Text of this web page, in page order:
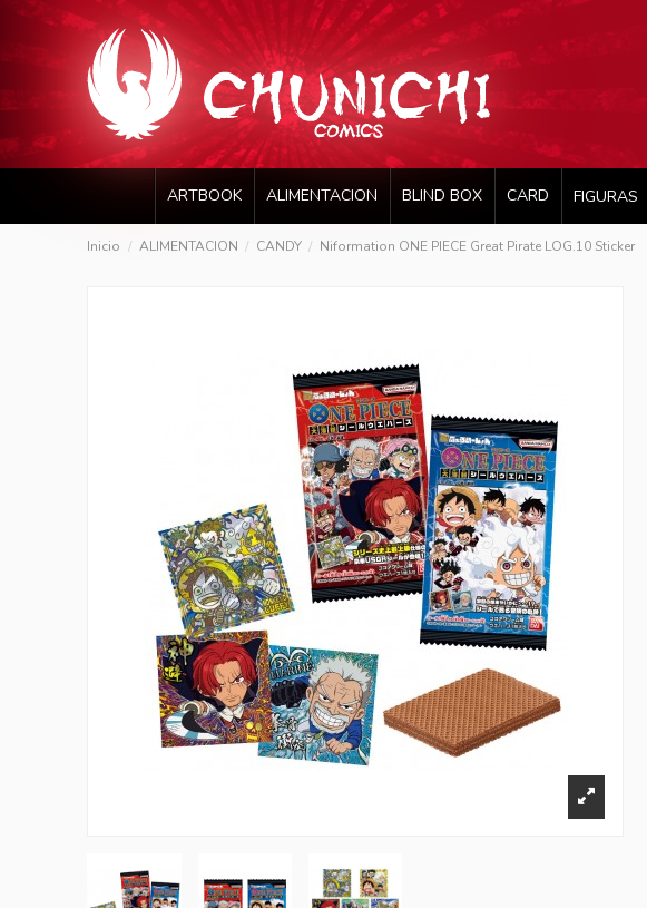
ARTBOOK ALIMENTACION BLIND BOX CARD FIGURAS
Inicio ALIMENTACION CANDY Niformation ONE PIECE Great Pirate LOG.10 Sticker